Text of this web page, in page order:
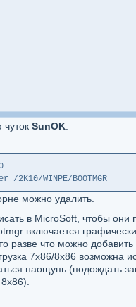
чуток SunOK:
/2K10/WINPE/BOOTMGR
можно удалить.
в MicroSoft, чтобы
включается
разве что можно
7х86/8х86 возможна
наощупь (подождать